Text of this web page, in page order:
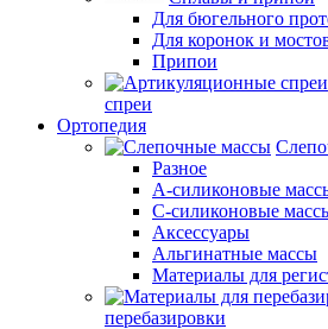
Для бюгельного
Для коронок и
Припои
спреи
Ортопедия
Разное
А-силиконовые
С-силиконовые
Аксессуары
Альгинатные массы
Материалы для
перебазировки